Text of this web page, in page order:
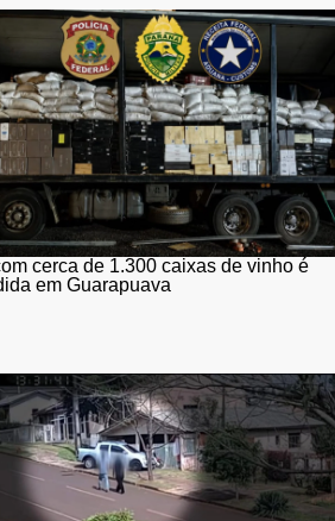
cerca de 1.300 caixas de vinho é
em Guarapuava